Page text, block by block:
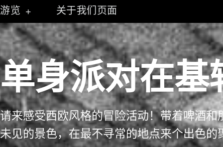
跳
至
内
容
游览 关于我们页面
单身派对在基
请来感受西欧风格的冒险活动！带着啤酒和
未见的景色，在最不寻常的地点来个出色的